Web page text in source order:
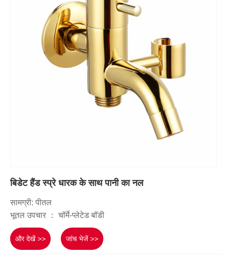
बिडेट हैंड स्प्रे धारक के साथ पानी का नल
सामग्री: पीतल
भूतल उपचार ： चॉर्मे-प्लेटेड बॉडी
और देखें >> जांच भेजें >>